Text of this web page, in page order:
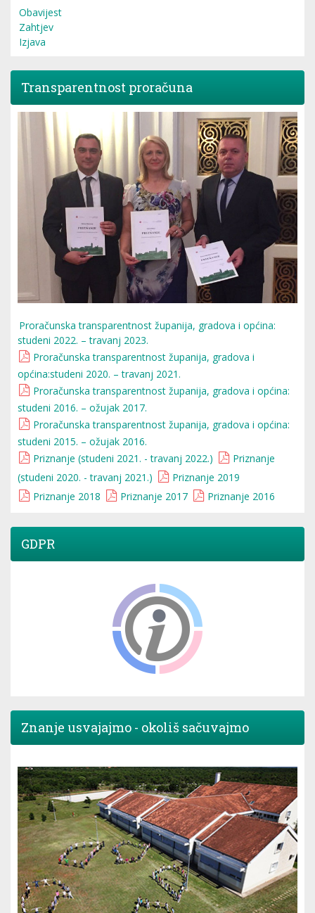
Obavijest
Zahtjev
Izjava
Transparentnost proračuna
Proračunska transparentnost županija, gradova i općina:
studeni 2022. – travanj 2023.
Proračunska transparentnost županija, gradova i
općina:studeni 2020. – travanj 2021.
Proračunska transparentnost županija, gradova i općina:
studeni 2016. – ožujak 2017.
Proračunska transparentnost županija, gradova i općina:
studeni 2015. – ožujak 2016.
Priznanje (studeni 2021. - travanj 2022.)
Priznanje
(studeni 2020. - travanj 2021.)
Priznanje 2019
Priznanje 2018
Priznanje 2017 Priznanje 2016
GDPR
Znanje usvajajmo - okoliš sačuvajmo